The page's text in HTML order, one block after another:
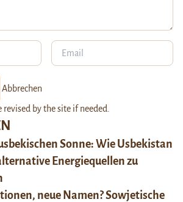
Sonne: Wie Usbekistan
Energiequellen zu
neue Namen? Sowjetische
Abbrechen
by the site if needed.